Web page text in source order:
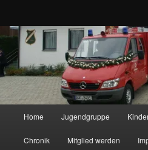
Home Jugendgruppe
Chronik Mitglied werden